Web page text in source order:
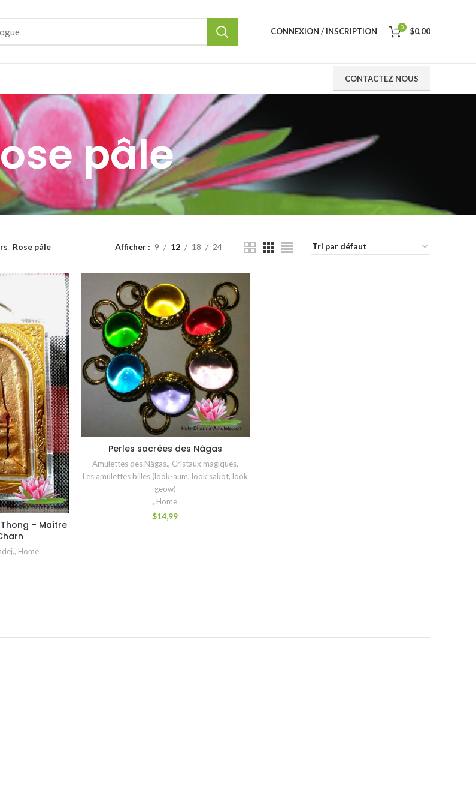
CONNEXION / INSCRIPTION 0 $0,00
CONTACTEZ NOUS
pâle
Rose pâle Afficher 9 12 18 24
– Maître
, Home
CHOIX DES OPTIONS
Perles sacrées des Nâgas
Amulettes des Nâgas., Cristaux magiques,
Les amulettes billes (look-aum, look sakot, look
geow)
, Home
$14,99